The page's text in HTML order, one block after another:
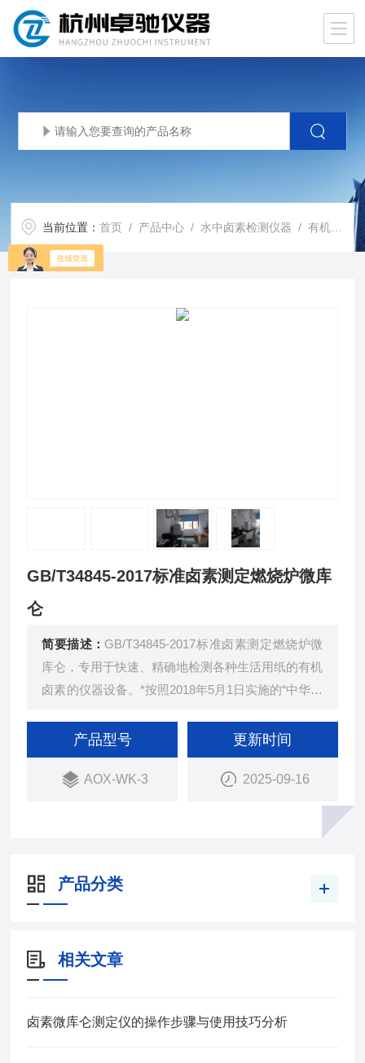
当前位置：首页 / 产品中心 / 水中卤素检测仪器 /有机卤素微库仑测定仪
GB/T34845-2017标准卤素测定燃烧炉微库
仑
简要描述： GB/T34845-2017标准卤素测定燃烧炉微
库仑，专用于快速、精确地检测各种生活用纸的有机
卤素的仪器设备。*按照2018年5月1日实施的“中华人
有机卤素（AOX）的测定"标准；
产品型号
AOX-WK-3
更新时间
2025-09-16
产品分类
相关文章
卤素微库仑测定仪的操作步骤与使用技巧分析